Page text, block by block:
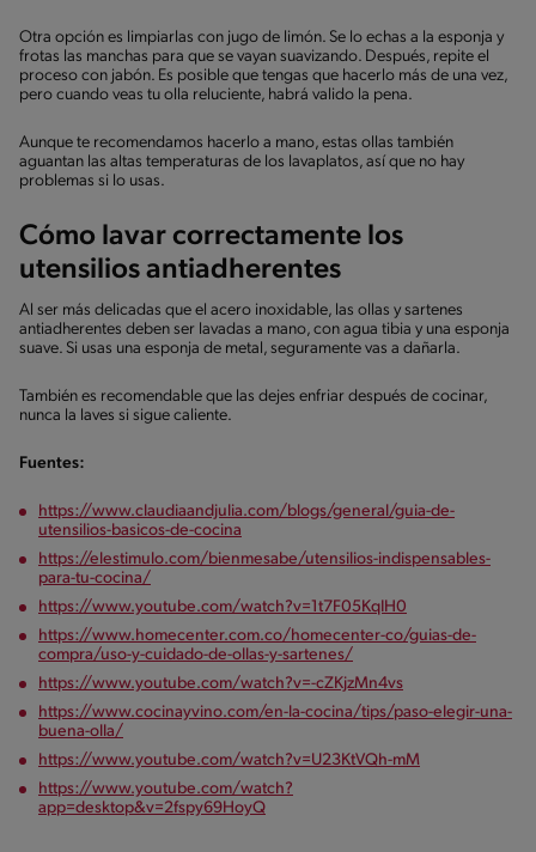
Otra opción es limpiarlas con jugo de limón. Se lo echas a la esponja y
frotas las manchas para que se vayan suavizando. Después, repite el
proceso con jabón. Es posible que tengas que hacerlo más de una vez,
pero cuando veas tu olla reluciente, habrá valido la pena.
Aunque te recomendamos hacerlo a mano, estas ollas también
aguantan las altas temperaturas de los lavaplatos, así que no hay
problemas si lo usas.
Cómo lavar correctamente los
utensilios antiadherentes
Al ser más delicadas que el acero inoxidable, las ollas y sartenes
antiadherentes deben ser lavadas a mano, con agua tibia y una esponja
suave. Si usas una esponja de metal, seguramente vas a dañarla.
También es recomendable que las dejes enfriar después de cocinar,
nunca la laves si sigue caliente.
Fuentes:
https://www.claudiaandjulia.com/blogs/general/guia-de-
utensilios-basicos-de-cocina
https://elestimulo.com/bienmesabe/utensilios-indispensables-
para-tu-cocina/
https://www.youtube.com/watch?v=1t7F05KqIH0
https://www.homecenter.com.co/homecenter-co/guias-de-
compra/uso-y-cuidado-de-ollas-y-sartenes/
https://www.youtube.com/watch?v=-cZKjzMn4vs
https://www.cocinayvino.com/en-la-cocina/tips/paso-elegir-una-
buena-olla/
https://www.youtube.com/watch?v=U23KtVQh-mM
https://www.youtube.com/watch?
app=desktop&v=2fspy69HoyQ